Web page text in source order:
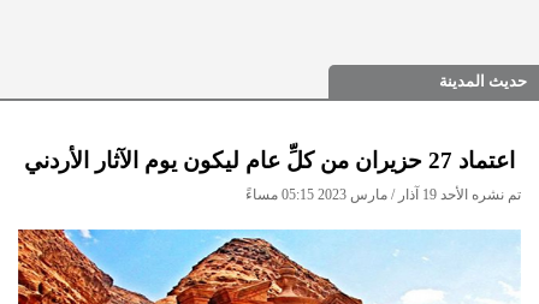
حديث المدينة
اعتماد 27 حزيران من كلِّ عام ليكون يوم الآثار الأردني
تم نشره الأحد 19 آذار / مارس 2023 05:15 مساءً